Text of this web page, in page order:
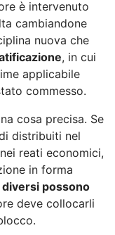
è intervenuto
cambiandone
nuova che
, in cui
applicabile
commesso.
cosa precisa. Se
distribuiti nel
reati economici,
in forma
possono
deve collocarli